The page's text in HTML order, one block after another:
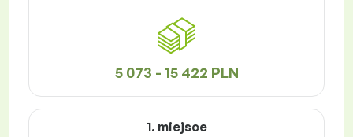
5 073 - 15 422 PLN
1. miejsce